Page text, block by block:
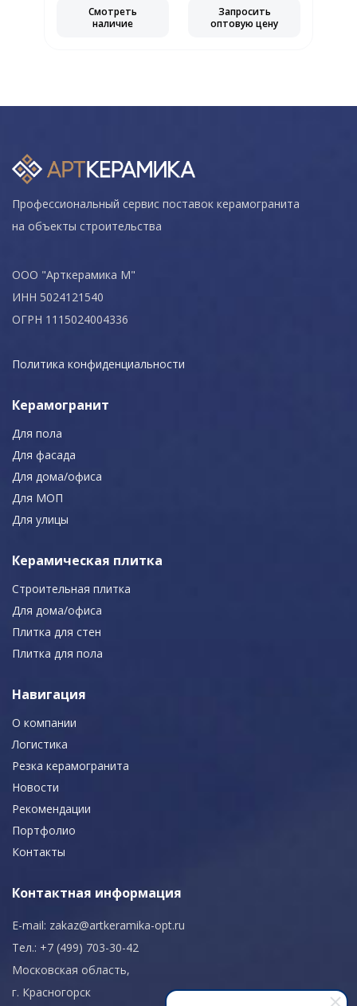
Смотреть
наличие
Запросить
оптовую цену
Профессиональный сервис поставок керамогранита
на объекты строительства
ООО "Арткерамика М"
ИНН 5024121540
ОГРН 1115024004336
Политика конфиденциальности
Керамогранит
Для пола
Для фасада
Для дома/офиса
Для МОП
Для улицы
Керамическая плитка
Строительная плитка
Для дома/офиса
Плитка для стен
Плитка для пола
Навигация
О компании
Логистика
Резка керамогранита
Новости
Рекомендации
Портфолио
Контакты
Контактная информация
E-mail: zakaz@artkeramika-opt.ru
Тел.: +7 (499) 703-30-42
Московская область,
г. Красногорск